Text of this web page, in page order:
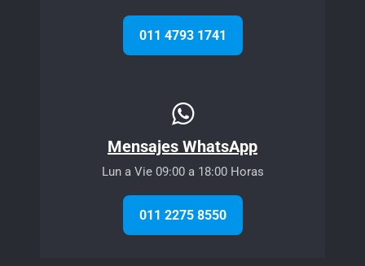
011 4793 1741
Mensajes WhatsApp
Lun a Vie 09:00 a 18:00 Horas
011 2275 8550